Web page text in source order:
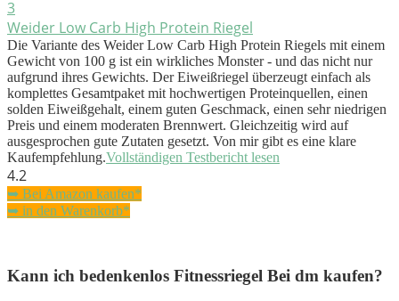
3
Weider Low Carb High Protein Riegel
Die Variante des Weider Low Carb High Protein Riegels mit einem
Gewicht von 100 g ist ein wirkliches Monster - und das nicht nur
aufgrund ihres Gewichts. Der Eiweißriegel überzeugt einfach als
komplettes Gesamtpaket mit hochwertigen Proteinquellen, einen
solden Eiweißgehalt, einem guten Geschmack, einen sehr niedrigen
Preis und einem moderaten Brennwert. Gleichzeitig wird auf
ausgesprochen gute Zutaten gesetzt. Von mir gibt es eine klare
Kaufempfehlung.Vollständigen Testbericht lesen
4.2
➥ Bei Amazon kaufen*
➥ in den Warenkorb*
Kann ich bedenkenlos Fitnessriegel Bei dm kaufen?